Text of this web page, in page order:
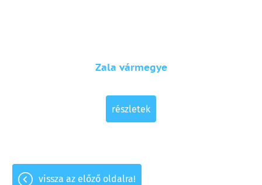
Zala vármegye
részletek
vissza az előző oldalra!